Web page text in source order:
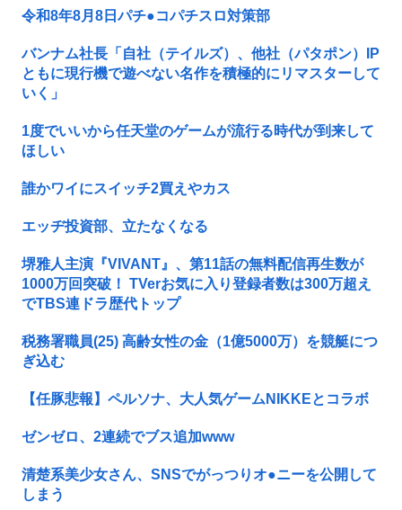
令和8年8月8日パチ●コパチスロ対策部
バンナム社長「自社（テイルズ）、他社（パタポン）IP
ともに現行機で遊べない名作を積極的にリマスターして
いく」
1度でいいから任天堂のゲームが流行る時代が到来して
ほしい
誰かワイにスイッチ2買えやカス
エッヂ投資部、立たなくなる
堺雅人主演『VIVANT』、第11話の無料配信再生数が
1000万回突破！ TVerお気に入り登録者数は300万超え
でTBS連ドラ歴代トップ
税務署職員(25) 高齢女性の金（1億5000万）を競艇につ
ぎ込む
【任豚悲報】ペルソナ、大人気ゲームNIKKEとコラボ
ゼンゼロ、2連続でブス追加www
清楚系美少女さん、SNSでがっつりオ●ニーを公開して
しまう